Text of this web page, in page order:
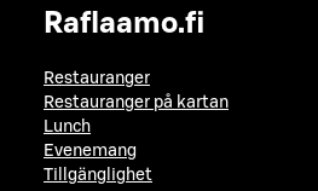
Raflaamo.fi
Restauranger
Restauranger på kartan
Lunch
Evenemang
Tillgänglighet